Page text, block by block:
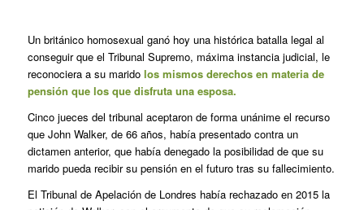
Un británico homosexual ganó hoy una histórica batalla legal al
conseguir que el Tribunal Supremo, máxima instancia judicial, le
reconociera a su marido los mismos derechos en materia de
pensión que los que disfruta una esposa.
Cinco jueces del tribunal aceptaron de forma unánime el recurso
que John Walker, de 66 años, había presentado contra un
dictamen anterior, que había denegado la posibilidad de que su
marido pueda recibir su pensión en el futuro tras su fallecimiento.
El Tribunal de Apelación de Londres había rechazado en 2015 la